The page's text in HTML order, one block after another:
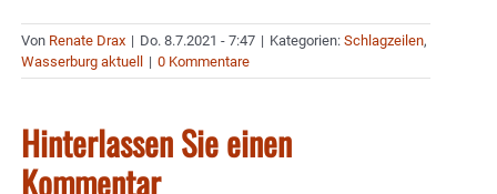
Von Renate Drax | Do. 8.7.2021 - 7:47 | Kategorien: Schlagzeilen,
Wasserburg aktuell
| 0 Kommentare
Hinterlassen Sie einen
Kommentar